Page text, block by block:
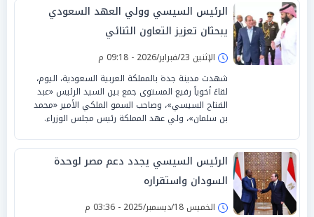
الرئيس السيسي وولي العهد السعودي
يبحثان تعزيز التعاون الثنائي
الإثنين 23/فبراير/2026 - 09:18 م
شهدت مدينة جدة بالمملكة العربية السعودية، اليوم،
لقاءً أخوياً رفيع المستوى جمع بين السيد الرئيس «عبد
الفتاح السيسي»، وصاحب السمو الملكي الأمير «محمد
بن سلمان»، ولي عهد المملكة رئيس مجلس الوزراء.
الرئيس السيسي يجدد دعم مصر لوحدة
السودان واستقراره
الخميس 18/ديسمبر/2025 - 03:36 م